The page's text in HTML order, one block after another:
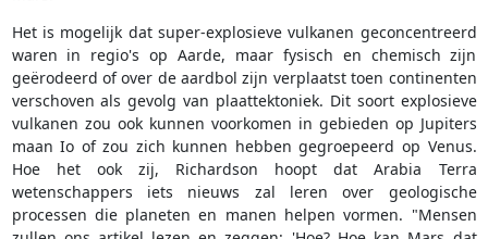
Het is mogelijk dat super-explosieve vulkanen geconcentreerd
waren in regio's op Aarde, maar fysisch en chemisch zijn
geërodeerd of over de aardbol zijn verplaatst toen continenten
verschoven als gevolg van plaattektoniek. Dit soort explosieve
vulkanen zou ook kunnen voorkomen in gebieden op Jupiters
maan Io of zou zich kunnen hebben gegroepeerd op Venus.
Hoe het ook zij, Richardson hoopt dat Arabia Terra
wetenschappers iets nieuws zal leren over geologische
processen die planeten en manen helpen vormen. "Mensen